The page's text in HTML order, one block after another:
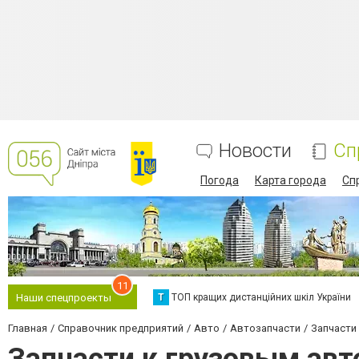
Новости
Погода Карта города
Наши спецпроекты
11
Т ТОП кращих дистанційних шкіл України
Главная Справочник предприятий Авто Автозапчасти